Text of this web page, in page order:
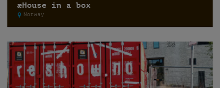
æHouse in a box
Norway